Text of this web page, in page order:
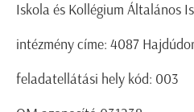
Iskola és Kollégium Általános
intézmény címe: 4087
feladatellátási hely kód: 003